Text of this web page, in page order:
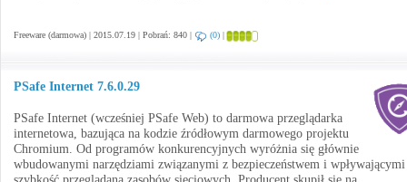
Freeware (darmowa) | 2015.07.19 | Pobrań: 840 | (0) |
PSafe Internet 7.6.0.29
PSafe Internet (wcześniej PSafe Web) to darmowa przeglądarka
internetowa, bazująca na kodzie źródłowym darmowego projektu
Chromium. Od programów konkurencyjnych wyróżnia się głównie
wbudowanymi narzędziami związanymi z bezpieczeństwem i wpływającymi